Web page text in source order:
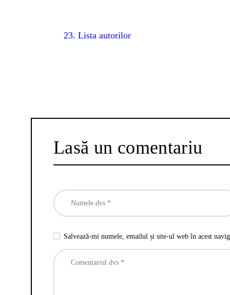
23. Lista autorilor
Lasă un comentariu
Salvează-mi numele, emailul și site-ul web în acest